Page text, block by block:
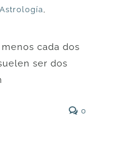
Astrología
cada dos
ser dos
0